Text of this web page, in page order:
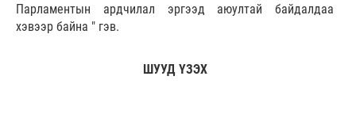
Парламентын ардчилал эргээд аюултай байдалдаа
хэвээр байна " гэв.
ШУУД ҮЗЭХ